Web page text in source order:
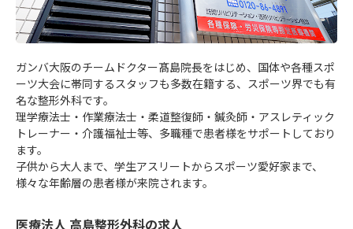
ガンバ大阪のチームドクター髙島院長をはじめ、国体や各種スポ
ーツ大会に帯同するスタッフも多数在籍する、スポーツ界でも有
名な整形外科です。
理学療法士・作業療法士・柔道整復師・鍼灸師・アスレティック
トレーナー・介護福祉士等、多職種で患者様をサポートしており
ます。
子供から大人まで、学生アスリートからスポーツ愛好家まで、
様々な年齢層の患者様が来院されます。
医療法人 高島整形外科の求人